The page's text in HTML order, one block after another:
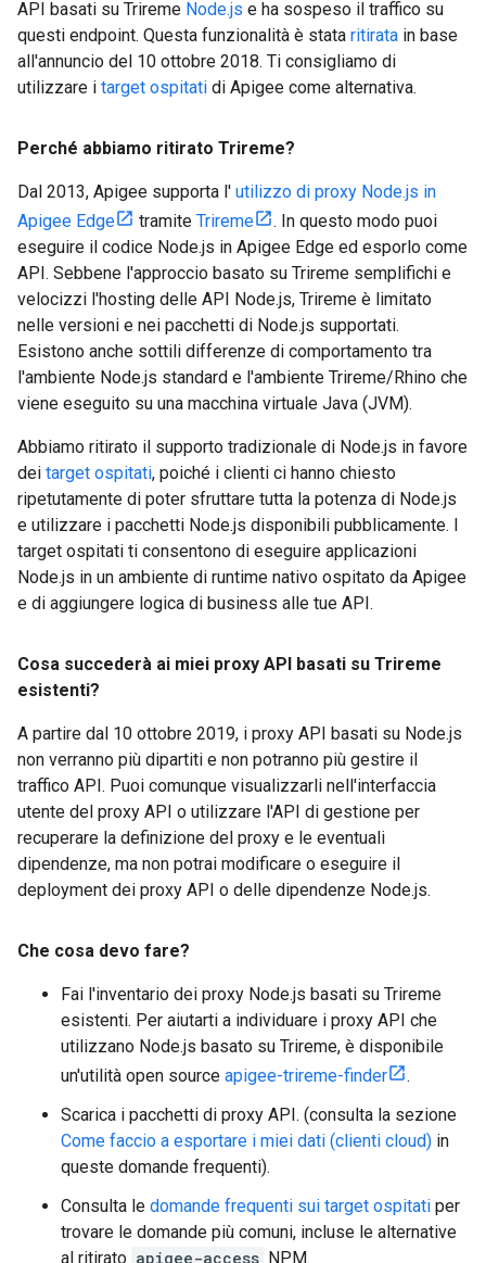
API basati su Trireme Node.js e ha sospeso il traffico su
questi endpoint. Questa funzionalità è stata ritirata in base
all'annuncio del 10 ottobre 2018. Ti consigliamo di
utilizzare i target ospitati di Apigee come alternativa.
Perché abbiamo ritirato Trireme?
Dal 2013, Apigee supporta l' utilizzo di proxy Node.js in
Apigee Edge
tramite Trireme
. In questo modo puoi
eseguire il codice Node.js in Apigee Edge ed esporlo come
API. Sebbene l'approccio basato su Trireme semplifichi e
velocizzi l'hosting delle API Node.js, Trireme è limitato
nelle versioni e nei pacchetti di Node.js supportati.
Esistono anche sottili differenze di comportamento tra
l'ambiente Node.js standard e l'ambiente Trireme/Rhino che
viene eseguito su una macchina virtuale Java (JVM).
Abbiamo ritirato il supporto tradizionale di Node.js in favore
dei target ospitati, poiché i clienti ci hanno chiesto
ripetutamente di poter sfruttare tutta la potenza di Node.js
e utilizzare i pacchetti Node.js disponibili pubblicamente. I
target ospitati ti consentono di eseguire applicazioni
Node.js in un ambiente di runtime nativo ospitato da Apigee
e di aggiungere logica di business alle tue API.
Cosa succederà ai miei proxy API basati su Trireme
esistenti?
A partire dal 10 ottobre 2019, i proxy API basati su Node.js
non verranno più dipartiti e non potranno più gestire il
traffico API. Puoi comunque visualizzarli nell'interfaccia
utente del proxy API o utilizzare l'API di gestione per
recuperare la definizione del proxy e le eventuali
dipendenze, ma non potrai modificare o eseguire il
deployment dei proxy API o delle dipendenze Node.js.
Che cosa devo fare?
Fai l'inventario dei proxy Node.js basati su Trireme
esistenti. Per aiutarti a individuare i proxy API che
utilizzano Node.js basato su Trireme, è disponibile
un'utilità open source apigee-trireme-finder
.
Scarica i pacchetti di proxy API. (consulta la sezione
Come faccio a esportare i miei dati (clienti cloud) in
queste domande frequenti).
Consulta le domande frequenti sui target ospitati per
trovare le domande più comuni, incluse le alternative
al ritirato apigee-access NPM.